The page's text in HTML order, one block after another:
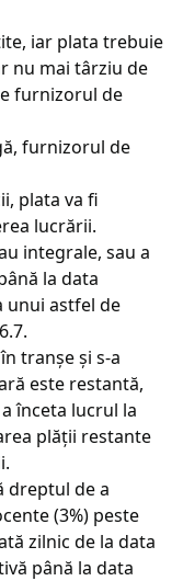
iar plata trebuie
nu mai târziu de
furnizorul de
furnizorul de
plata va fi
lucrării.
integrale, sau a
la data
unui astfel de
tranșe și s-a
este restantă,
înceta lucrul la
plății restante
dreptul de a
(3%) peste
zilnic de la data
până la data